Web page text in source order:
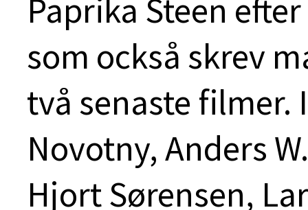
Paprika Steen
som också skrev
två senaste filmer.
Novotny, Anders
Hjort Sørensen,